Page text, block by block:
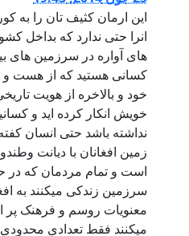
این ارمان کثیف تان را به
انرا حتی ندارد که بداخل
های آواره در سرزمین های
کسانی هستید که از هست و
خود و بالاخره از هویت
خویش انکار کرده اید و
نداشته باشد حتی انسان
زمین افغانان با دیانت
است و تمام مردمان که در
سرزمین زندکی میکنند به
معنویات روسم و فرهنک پر
میکنند فقط تعدادی